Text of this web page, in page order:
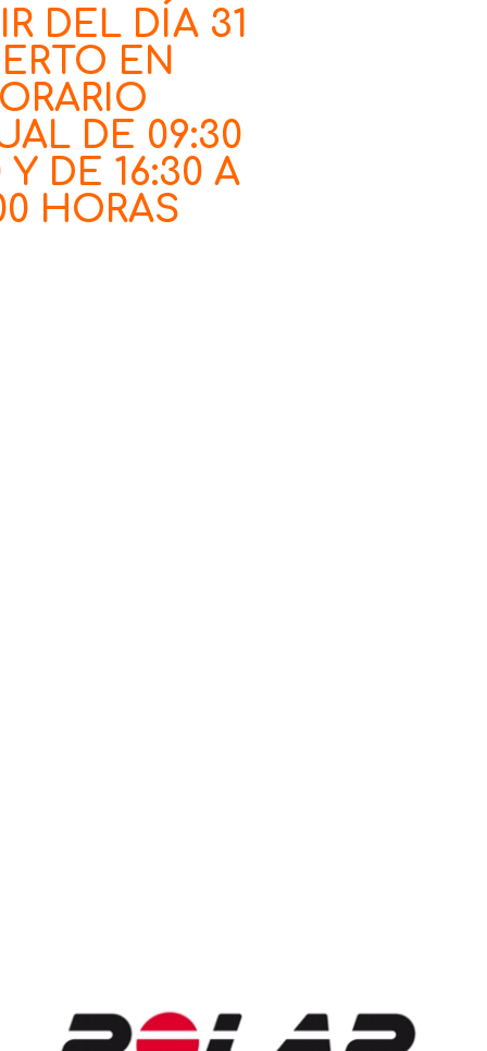
DEL DÍA 31
EN
DE 09:30
Y DE 16:30 A
HORAS